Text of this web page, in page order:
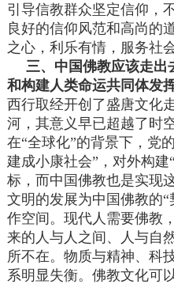
引导信教群众坚定信仰，
良好的信仰风范和高尚的
之心，利乐有情，服务社
三、中国佛教应该走出
和构建人类命运共同体发
西行取经开创了盛唐文化
河，其意义早已超越了时
在“全球化”的背景下，党
建成小康社会”，对外构建
标，而中国佛教也是实现
文明的发展为中国佛教的
作空间。现代人需要佛教
来的人与人之间、人与自
所不在。物质与精神、科
系明显失衡。佛教文化可